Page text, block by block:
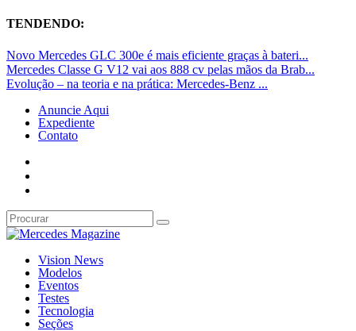
TENDENDO:
Novo Mercedes GLC 300e é mais eficiente graças à bateri...
Mercedes Classe G V12 vai aos 888 cv pelas mãos da Brab...
Evolução – na teoria e na prática: Mercedes-Benz ...
Anuncie Aqui
Expediente
Contato
Vision News
Modelos
Eventos
Testes
Tecnologia
Seções